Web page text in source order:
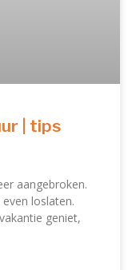
| tips
aangebroken.
loslaten.
geniet,